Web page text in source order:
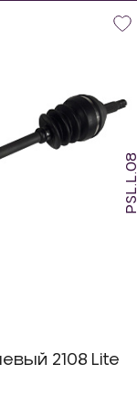
PSL.L.08
2108 Lite